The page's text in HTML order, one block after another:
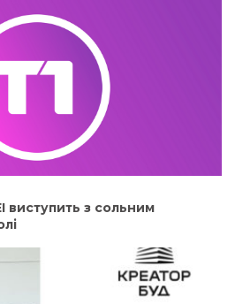
виступить з сольним